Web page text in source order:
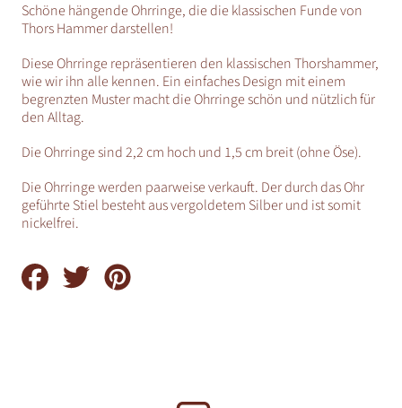
Schöne hängende Ohrringe, die die klassischen Funde von
Thors Hammer darstellen!
Diese Ohrringe repräsentieren den klassischen Thorshammer,
wie wir ihn alle kennen. Ein einfaches Design mit einem
begrenzten Muster macht die Ohrringe schön und nützlich für
den Alltag.
Die Ohrringe sind 2,2 cm hoch und 1,5 cm breit (ohne Öse).
Die Ohrringe werden paarweise verkauft. Der durch das Ohr
geführte Stiel besteht aus vergoldetem Silber und ist somit
nickelfrei.
Auf
Facebook
Auf
Twitter